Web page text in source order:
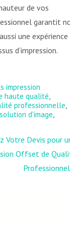
de vos
garantit non
une expérience
d’impression.
impression
haute qualité,
professionnelle,
d'image,
Votre Devis pour une
Offset de Qualité
Professionnelle